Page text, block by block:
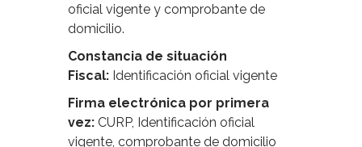
oficial vigente y comprobante de
domicilio.
Constancia de situación
Fiscal: Identificación oficial vigente
Firma electrónica por primera
vez: CURP, Identificación oficial
vigente, comprobante de domicilio